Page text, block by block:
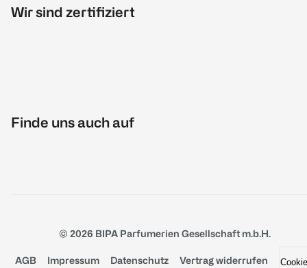
Wir sind zertifiziert
Finde uns auch auf
© 2026 BIPA Parfumerien Gesellschaft m.b.H.
AGB Impressum Datenschutz Vertrag widerrufen